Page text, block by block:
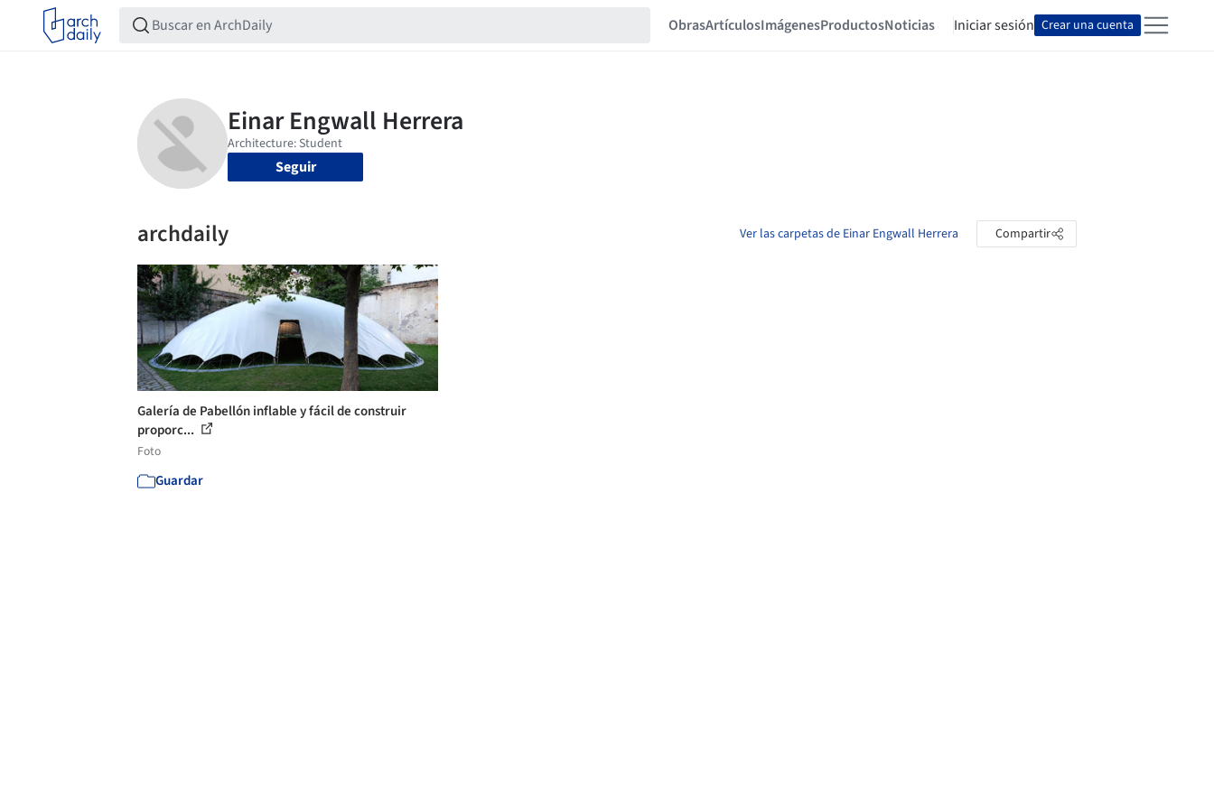
ObrasArtículosImágenesProductosNoticias Iniciar sesión Crear una cuenta
Seguir
archdaily Ver las carpetas de Einar Engwall Herrera Compartir
Galería de Pabellón inflable y fácil de construir
proporc...
Foto
Guardar